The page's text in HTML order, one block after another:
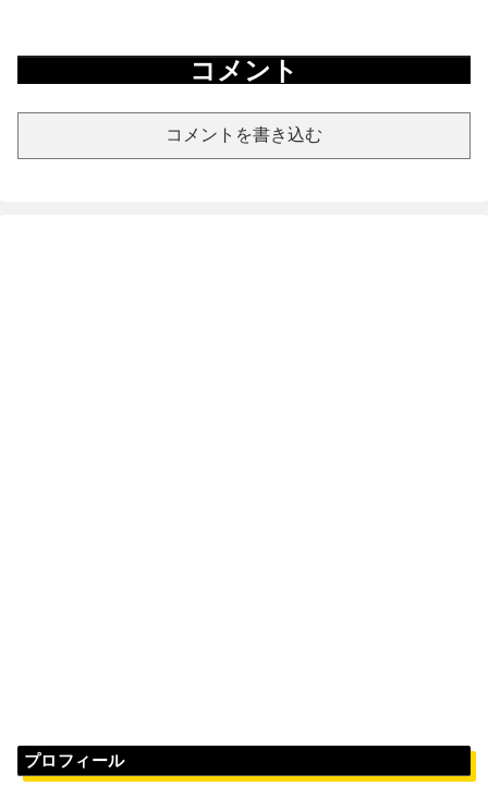
コメント
コメントを書き込む
プロフィール